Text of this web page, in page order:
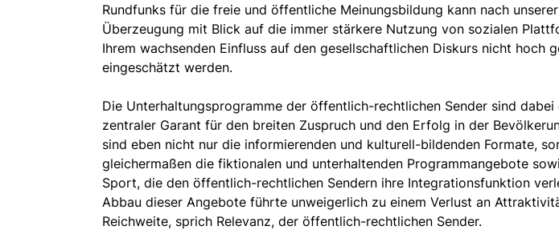
Rundfunks für die freie und öffentliche Meinungsbildung kann nach unserer
Überzeugung mit Blick auf die immer stärkere Nutzung von sozialen
Ihrem wachsenden Einfluss auf den gesellschaftlichen Diskurs nicht hoch
eingeschätzt werden.
Die Unterhaltungsprogramme der öffentlich-rechtlichen Sender sind dabei
zentraler Garant für den breiten Zuspruch und den Erfolg in der
sind eben nicht nur die informierenden und kulturell-bildenden Formate,
gleichermaßen die fiktionalen und unterhaltenden Programmangebote
Sport, die den öffentlich-rechtlichen Sendern ihre Integrationsfunktion
Abbau dieser Angebote führte unweigerlich zu einem Verlust an
Reichweite, sprich Relevanz, der öffentlich-rechtlichen Sender.